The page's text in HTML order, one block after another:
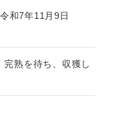
和7年11月9日
完熟を待ち、収獲し